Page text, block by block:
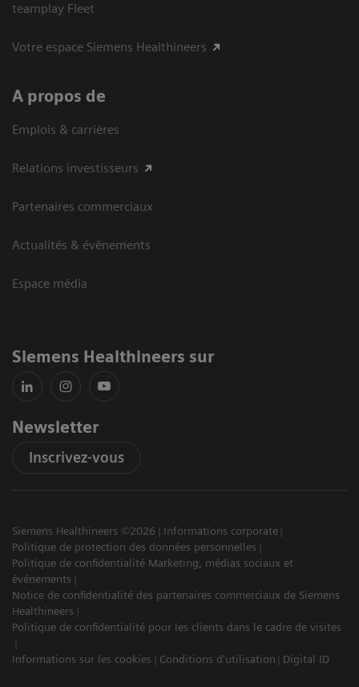
teamplay Fleet
Votre espace Siemens Healthineers
A propos de
Emplois & carrières
Relations investisseurs
Partenaires commerciaux
Actualités & évènements
Espace média
Siemens Healthineers sur
Newsletter
Inscrivez-vous
Siemens Healthineers ©2026
Informations corporate
Politique de protection des données personnelles
Politique de confidentialité Marketing, médias sociaux et
événements
Notice de confidentialité des partenaires commerciaux de Siemens
Healthineers
Politique de confidentialité pour les clients dans le cadre de visites
Informations sur les cookies Conditions d'utilisation Digital ID